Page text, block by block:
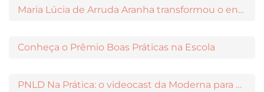
Maria Lúcia de Arruda Aranha transformou o ensino de Filosofia no Brasil
Conheça o Prêmio Boas Práticas na Escola
PNLD Na Prática: o videocast da Moderna para apoiar a escolha das obras aprovadas